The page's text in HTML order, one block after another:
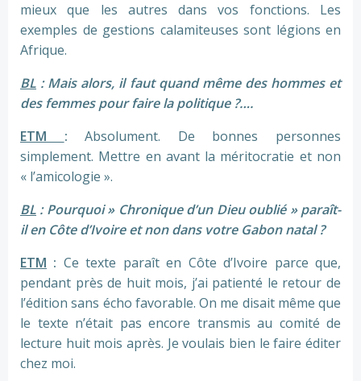
mieux que les autres dans vos fonctions. Les
exemples de gestions calamiteuses sont légions en
Afrique.
BL : Mais alors, il faut quand même des hommes et
des femmes pour faire la politique ?….
ETM :Absolument. De bonnes personnes
simplement. Mettre en avant la méritocratie et non
« l’amicologie ».
BL : Pourquoi » Chronique d’un Dieu oublié » paraît-
il en Côte d’Ivoire et non dans votre Gabon natal ?
ETM : Ce texte paraît en Côte d’Ivoire parce que,
pendant près de huit mois, j’ai patienté le retour de
l’édition sans écho favorable. On me disait même que
le texte n’était pas encore transmis au comité de
lecture huit mois après. Je voulais bien le faire éditer
chez moi.